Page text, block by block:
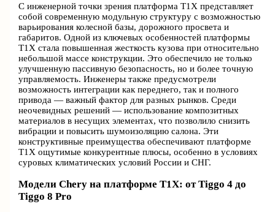
С инженерной точки зрения платформа T1X представляет
собой современную модульную структуру с возможностью
варьирования колесной базы, дорожного просвета и
габаритов. Одной из ключевых особенностей платформы
T1X стала повышенная жесткость кузова при относительно
небольшой массе конструкции. Это обеспечило не только
улучшенную пассивную безопасность, но и более точную
управляемость. Инженеры также предусмотрели
возможность интеграции как переднего, так и полного
привода — важный фактор для разных рынков. Среди
неочевидных решений — использование композитных
материалов в несущих элементах, что позволило снизить
вибрации и повысить шумоизоляцию салона. Эти
конструктивные преимущества обеспечивают платформе
T1X ощутимые конкурентные плюсы, особенно в условиях
суровых климатических условий России и СНГ.
Модели Chery на платформе T1X: от Tiggo 4 до
Tiggo 8 Pro